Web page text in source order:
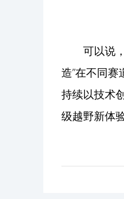
可以说
造”在不同
持续以技术
级越野新体